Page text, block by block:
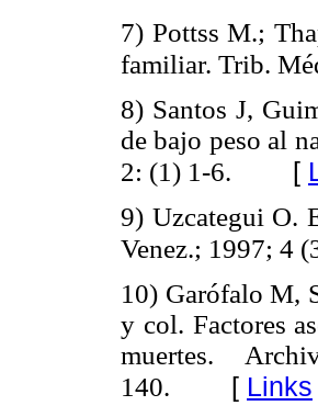
7) Pottss M.;
familiar. Trib.
8) Santos J,
de bajo peso al
2: (1) 1-6. [
9) Uzcategui O.
Venez.; 1997; 4
10) Garófalo M,
y col. Factores
muertes.
140. [ Links